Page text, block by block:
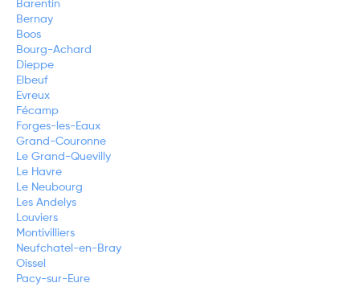
Barentin
Bernay
Boos
Bourg-Achard
Dieppe
Elbeuf
Evreux
Fécamp
Forges-les-Eaux
Grand-Couronne
Le Grand-Quevilly
Le Havre
Le Neubourg
Les Andelys
Louviers
Montivilliers
Neufchatel-en-Bray
Oissel
Pacy-sur-Eure